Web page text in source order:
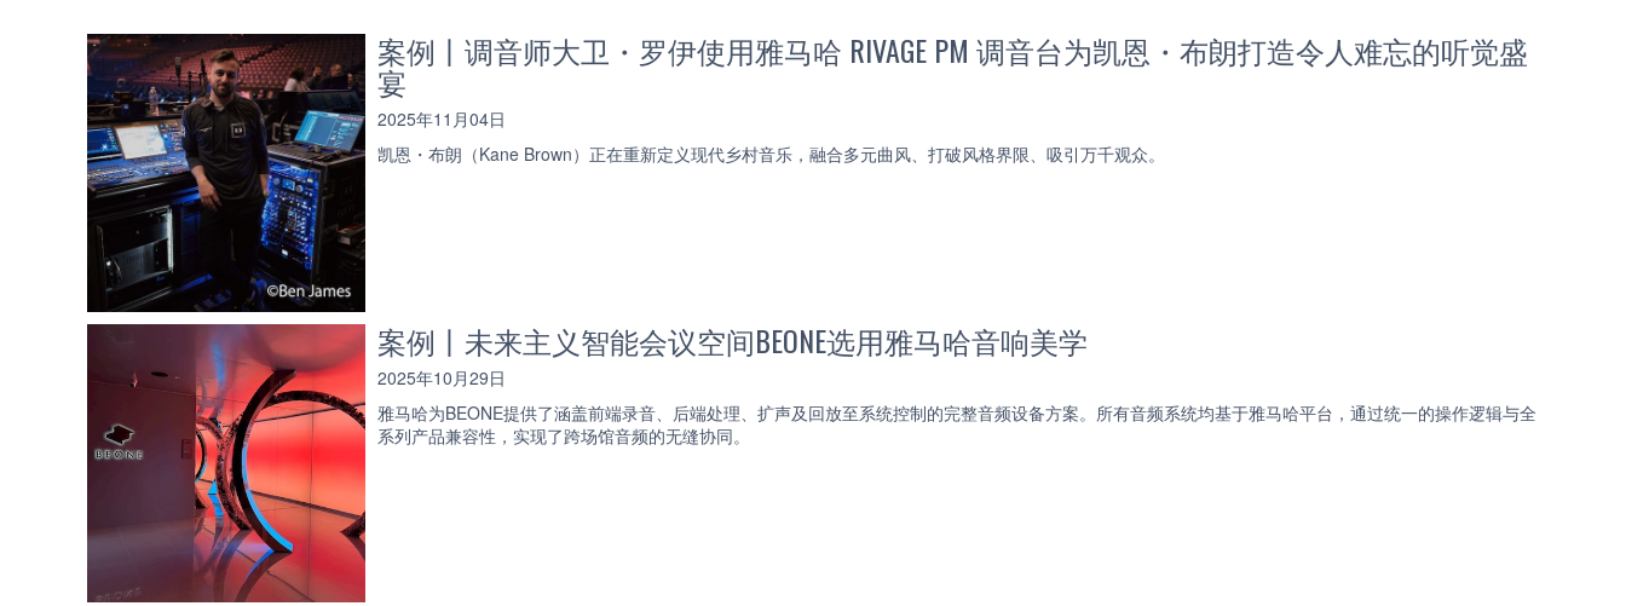
案例丨调音师大卫・罗伊使用雅马哈 RIVAGE PM 调音台为凯恩・布朗打造令人难忘的听觉盛
宴
2025年11月04日
凯恩・布朗（Kane Brown）正在重新定义现代乡村音乐，融合多元曲风、打破风格界限、吸引万千观众。
案例丨未来主义智能会议空间BEONE选用雅马哈音响美学
2025年10月29日
雅马哈为BEONE提供了涵盖前端录音、后端处理、扩声及回放至系统控制的完整音频设备方案。所有音频系统均基于雅马哈平台，通过统一的操作逻辑与全
系列产品兼容性，实现了跨场馆音频的无缝协同。